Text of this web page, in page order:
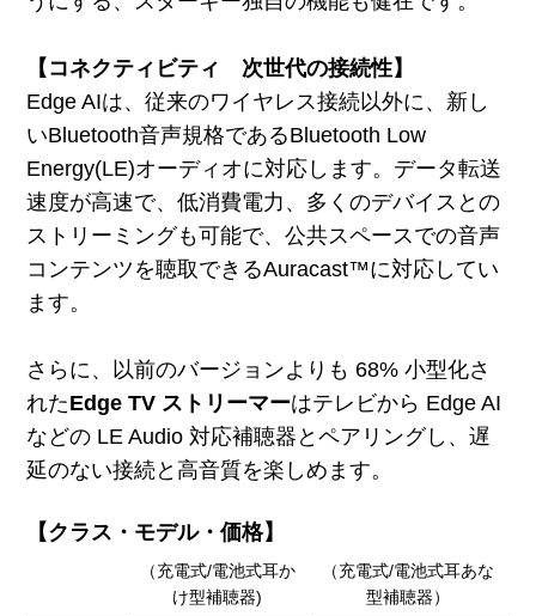
【コネクティビティ 次世代の接続性】
Edge AIは、従来のワイヤレス接続以外に、新し
いBluetooth音声規格であるBluetooth Low
Energy(LE)オーディオに対応します。データ転送
速度が高速で、低消費電力、多くのデバイスとの
ストリーミングも可能で、公共スペースでの音声
コンテンツを聴取できるAuracast™に対応してい
ます。
さらに、以前のバージョンよりも 68% 小型化さ
れたEdge TV ストリーマーはテレビから Edge AI
などの LE Audio 対応補聴器とペアリングし、遅
延のない接続と高音質を楽しめます。
【クラス・モデル・価格】
（充電式/電池式耳か
け型補聴器)
（充電式/電池式耳あな
型補聴器）